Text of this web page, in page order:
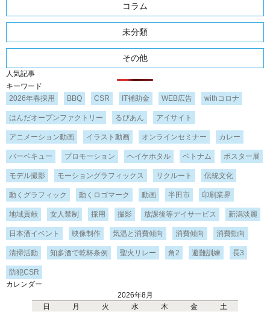
コラム
未分類
その他
人気記事
キーワード
2026年春採用
BBQ CSR IT補助金 WEB広告 withコロナ
はんだオープンファクトリー るびあん アイサイト
アニメーション動画 イラスト動画 オンラインセミナー カレー
バーベキュー プロモーション ヘイケホタル ベトナム ポスター展
モデル撮影 モーショングラフィックス リクルート 伝統文化
動くグラフィック 動くロゴマーク 動画 半田市 印刷業界
地域貢献 女人禁制 採用 撮影 放課後等デイサービス 新潟淡麗
日本酒イベント 映像制作 気温と消費傾向 消費傾向 消費動向
清掃活動 知多酒で乾杯条例 聖火リレー 角2 避難訓練 長3
防犯CSR
カレンダー
2026年8月
日
月 火 水 木 金 土